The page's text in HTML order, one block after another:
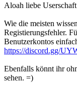
Aloah liebe
Wie die meisten
Registierungsfehler.
Benutzerkontos
https://discord.gg/
Ebenfalls könnt ihr
sehen. =)